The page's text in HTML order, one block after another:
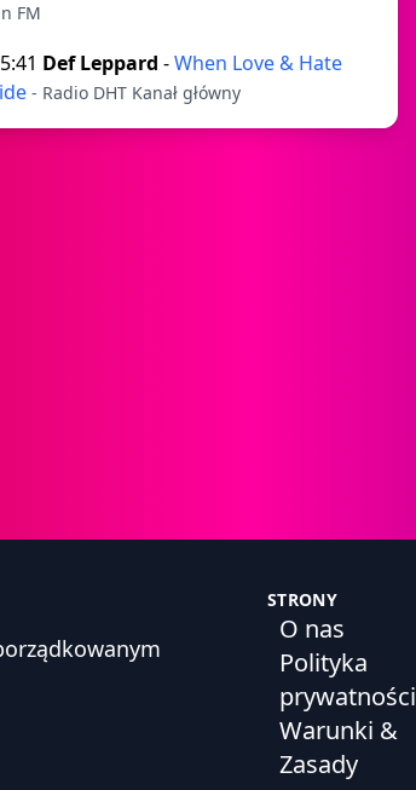
FM
Def Leppard -When Love & Hate
- Radio DHT Kanał główny
STRONY
O nas
Polityka
prywatności
Warunki &
Zasady